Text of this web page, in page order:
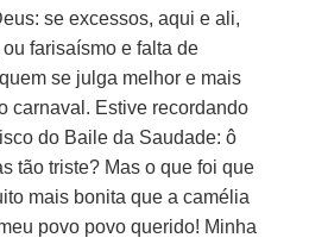
se excessos, aqui e ali,
farisaísmo e falta de
se julga melhor e mais
carnaval. Estive recordando
do Baile da Saudade: ô
tão triste? Mas o que foi que
mais bonita que a camélia
povo povo querido! Minha